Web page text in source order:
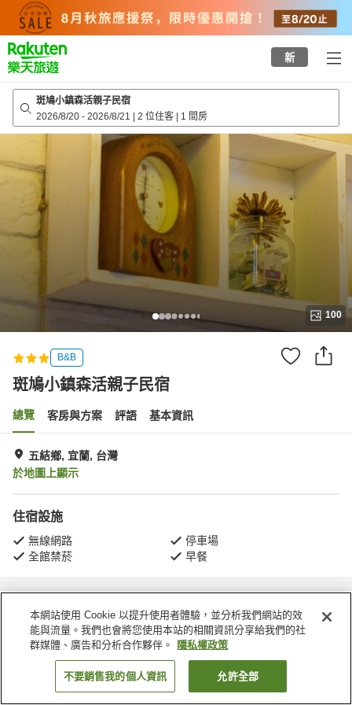
top
page
新
斑鳩小鎮森活親子民宿
2026/8/20 - 2026/8/21 | 2 位住客 | 1 間房
100
B&B
斑鳩小鎮森活親子民宿
總覽 客房與方案 評語 基本資訊
五結鄉, 宜蘭, 台灣
於地圖上顯示
住宿設施
無線網路
停車場
全館禁菸
早餐
首頁 台灣 宜蘭 五結鄉 斑鳩小鎮森活親子民宿
找客房
本網站使用 Cookie 以提升使用者體驗，並分析我們網站的效
能與流量。我們也會將您使用本站的相關資訊分享給我們的社
群媒體、廣告和分析合作夥伴。
隱私權政策
不要銷售我的個人資訊 允許全部